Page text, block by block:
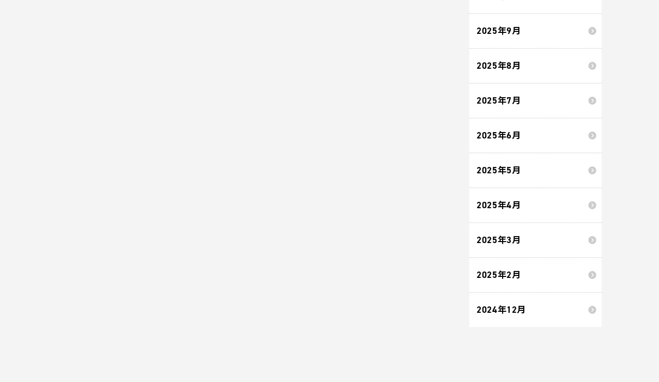
2025年9月
2025年8月
2025年7月
2025年6月
2025年5月
2025年4月
2025年3月
2025年2月
2024年12月